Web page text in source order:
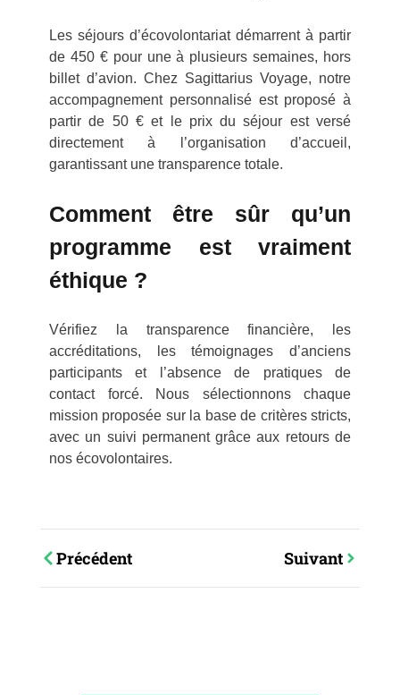
Les séjours d’écovolontariat démarrent à partir
de 450 € pour une à plusieurs semaines, hors
billet d’avion. Chez Sagittarius Voyage, notre
accompagnement personnalisé est proposé à
partir de 50 € et le prix du séjour est versé
directement à l’organisation d’accueil,
garantissant une transparence totale.
Comment être sûr qu’un
programme est vraiment
éthique ?
Vérifiez la transparence financière, les
accréditations, les témoignages d’anciens
participants et l’absence de pratiques de
contact forcé. Nous sélectionnons chaque
mission proposée sur la base de critères stricts,
avec un suivi permanent grâce aux retours de
nos écovolontaires.
Précédent Suivant